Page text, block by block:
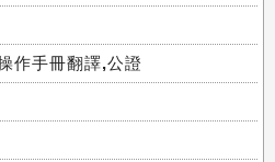
作手冊翻譯,公證